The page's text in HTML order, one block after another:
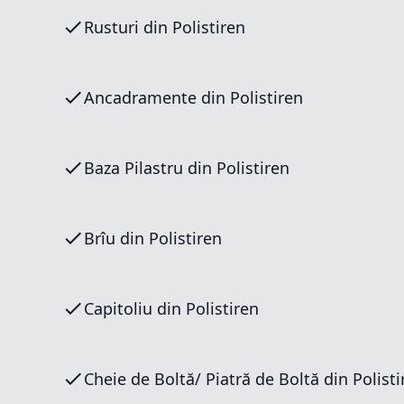
Rusturi din Polistiren
Ancadramente din Polistiren
Baza Pilastru din Polistiren
Brîu din Polistiren
Capitoliu din Polistiren
Cheie de Boltă/ Piatră de Boltă